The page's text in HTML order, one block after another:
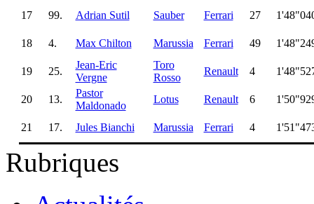
17 99. Adrian Sutil Sauber Ferrari 27
18 4. Max Chilton Marussia Ferrari 49
19 25.
Jean-Eric
Vergne
Toro
Rosso
Renault 4
20 13.
Pastor
Maldonado
Lotus Renault 6
21 17. Jules Bianchi Marussia Ferrari 4
Rubriques